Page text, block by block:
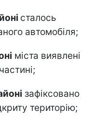
сталось
автомобіля;
міста виявлені
зафіксовано
територію;